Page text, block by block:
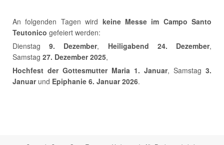
An folgenden Tagen wird keine Messe im Campo Santo
Teutonico gefeiert werden:
Dienstag9. Dezember, Heiligabend 24. Dezember,
Samstag 27. Dezember 2025,
Hochfest der Gottesmutter Maria 1. Januar, Samstag 3.
Januar und Epiphanie 6. Januar 2026.